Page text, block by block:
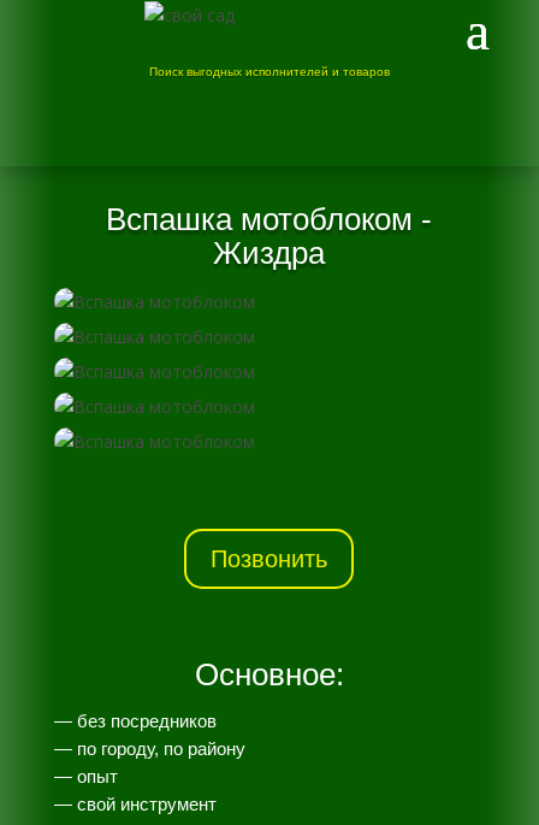
Поиск выгодных исполнителей и товаров
Вспашка мотоблоком -
Жиздра
Позвонить
Основное:
— без посредников
— по городу, по району
— опыт
— свой инструмент